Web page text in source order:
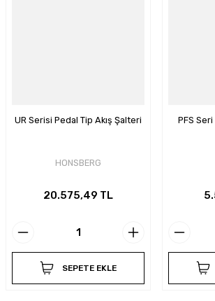
UR Serisi Pedal Tip Akış Şalteri
HONSBERG
20.575,49 TL
SEPETE EKLE
PFS Seri